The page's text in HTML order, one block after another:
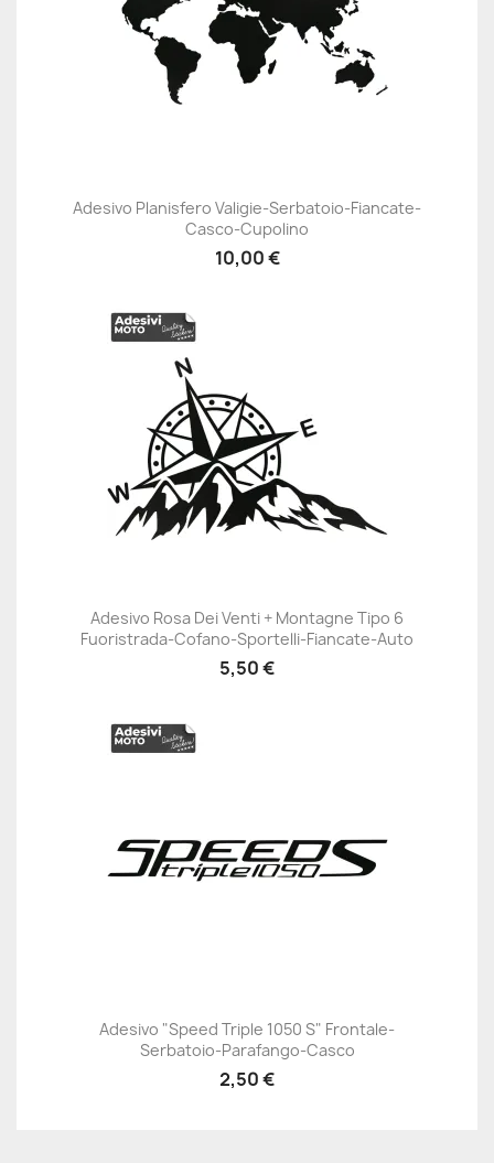
Adesivo Planisfero Valigie-Serbatoio-Fiancate-
Casco-Cupolino
10,00 €
Adesivo Rosa Dei Venti + Montagne Tipo 6
Fuoristrada-Cofano-Sportelli-Fiancate-Auto
5,50 €
Adesivo "Speed Triple 1050 S" Frontale-
Serbatoio-Parafango-Casco
2,50 €